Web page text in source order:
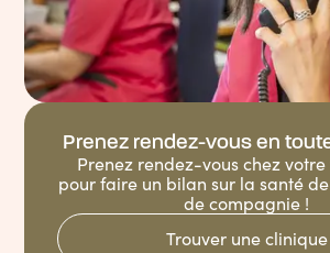
Prenez rendez-vous en
Prenez rendez-vous chez
pour faire un bilan sur la santé
de compagnie !
Trouver une clinique